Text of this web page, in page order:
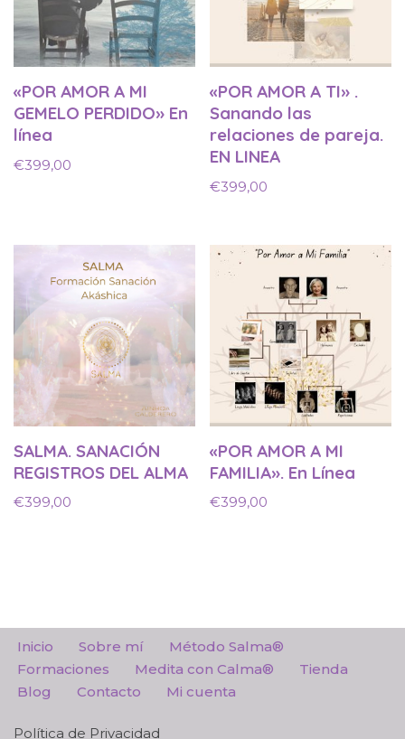
«POR AMOR A MI
GEMELO PERDIDO» En
línea
€399,00
«POR AMOR A TI» .
Sanando las
relaciones de pareja.
EN LINEA
€399,00
SALMA. SANACIÓN
REGISTROS DEL ALMA
€399,00
«POR AMOR A MI
FAMILIA». En Línea
€399,00
Inicio Sobre mí
Método Salma®
Formaciones
Medita con Calma®
Tienda
Blog
Contacto Mi cuenta
Política de Privacidad